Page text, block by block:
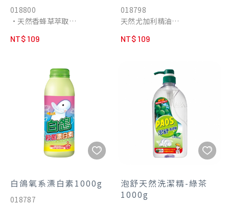
018800
•天然香蜂草萃取
•中性配方，不含螢光劑
NT$ 109
018798
天然尤加利精油
中性配方
散發森林氣息
NT$ 109
白鴿氧系漂白素1000g
018787
泡舒天然洗潔精-綠茶
1000g